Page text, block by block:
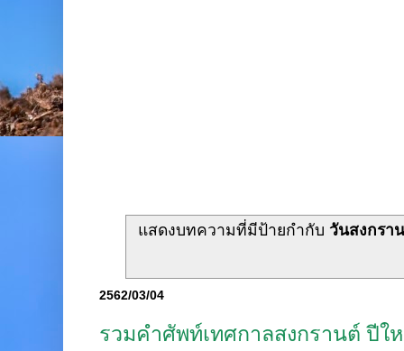
แสดงบทความที่มีป้ายกำกับ วันสงกรา
2562/03/04
รวมคำศัพท์เทศกาลสงกรานต์ ปีใ